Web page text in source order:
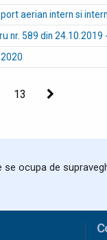
aerian intern si
nr. 589 din
13
ocupa de